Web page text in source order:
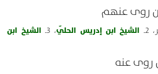
روى عنهم
الشيخ ابن إدريس الحلّي، 3ـ
الشيخ ابن
روى عنه